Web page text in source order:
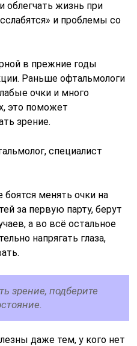
облегчать жизнь при
и проблемы со
в прежние годы
Раньше офтальмологи
очки и много
это поможет
зрение.
специалист
боятся менять очки на
за первую парту, берут
а во всё остальное
напрягать глаза,
зрение, подберите
даже тем, у кого нет